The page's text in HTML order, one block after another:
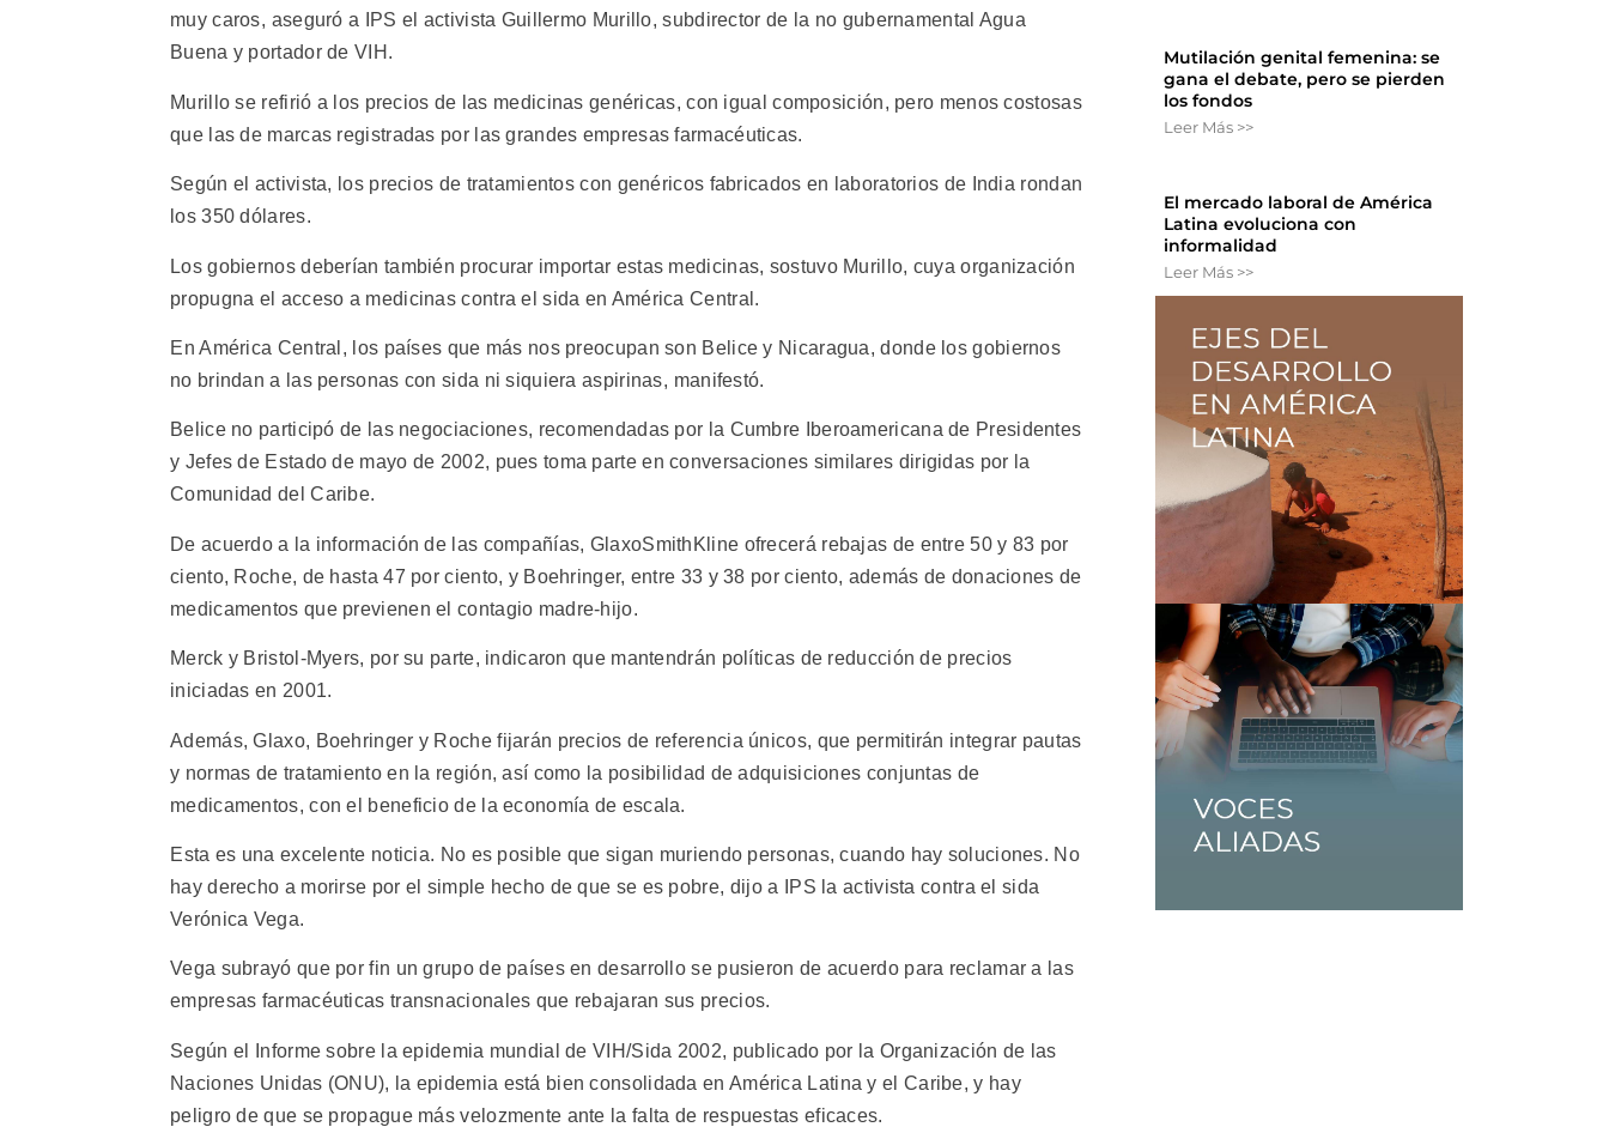
muy caros, aseguró a IPS el activista Guillermo Murillo, subdirector de la no gubernamental Agua
Buena y portador de VIH.
Murillo se refirió a los precios de las medicinas genéricas, con igual composición, pero menos costosas
que las de marcas registradas por las grandes empresas farmacéuticas.
Según el activista, los precios de tratamientos con genéricos fabricados en laboratorios de India rondan
los 350 dólares.
Los gobiernos deberían también procurar importar estas medicinas, sostuvo Murillo, cuya organización
propugna el acceso a medicinas contra el sida en América Central.
En América Central, los países que más nos preocupan son Belice y Nicaragua, donde los gobiernos
no brindan a las personas con sida ni siquiera aspirinas, manifestó.
Belice no participó de las negociaciones, recomendadas por la Cumbre Iberoamericana de Presidentes
y Jefes de Estado de mayo de 2002, pues toma parte en conversaciones similares dirigidas por la
Comunidad del Caribe.
De acuerdo a la información de las compañías, GlaxoSmithKline ofrecerá rebajas de entre 50 y 83 por
ciento, Roche, de hasta 47 por ciento, y Boehringer, entre 33 y 38 por ciento, además de donaciones de
medicamentos que previenen el contagio madre-hijo.
Merck y Bristol-Myers, por su parte, indicaron que mantendrán políticas de reducción de precios
iniciadas en 2001.
Además, Glaxo, Boehringer y Roche fijarán precios de referencia únicos, que permitirán integrar pautas
y normas de tratamiento en la región, así como la posibilidad de adquisiciones conjuntas de
medicamentos, con el beneficio de la economía de escala.
Esta es una excelente noticia. No es posible que sigan muriendo personas, cuando hay soluciones. No
hay derecho a morirse por el simple hecho de que se es pobre, dijo a IPS la activista contra el sida
Verónica Vega.
Vega subrayó que por fin un grupo de países en desarrollo se pusieron de acuerdo para reclamar a las
empresas farmacéuticas transnacionales que rebajaran sus precios.
Según el Informe sobre la epidemia mundial de VIH/Sida 2002, publicado por la Organización de las
Naciones Unidas (ONU), la epidemia está bien consolidada en América Latina y el Caribe, y hay
peligro de que se propague más velozmente ante la falta de respuestas eficaces.
Mutilación genital femenina: se
gana el debate, pero se pierden
los fondos
Leer Más >>
El mercado laboral de América
Latina evoluciona con
informalidad
Leer Más >>